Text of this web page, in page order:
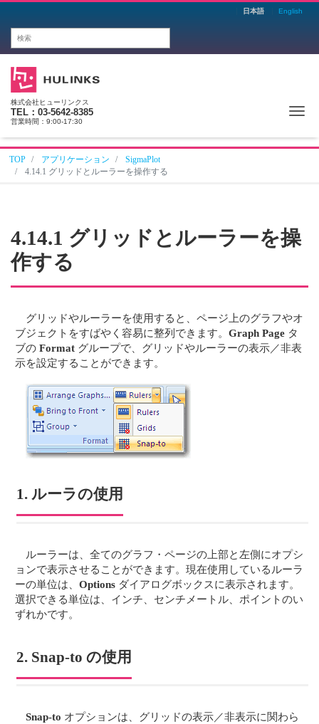
日本語 English
株式会社ヒューリンクス
TEL：03-5642-8385
営業時間：9:00-17:30
TOP アプリケーション
SigmaPlot
4.14.1 グリッドとルーラーを操作する
4.14.1 グリッドとルーラーを操
作する
グリッドやルーラーを使用すると、ページ上のグラフやオ
ブジェクトをすばやく容易に整列できます。Graph Page タ
ブのFormat グループで、グリッドやルーラーの表示／非表
示を設定することができます。
1. ルーラの使用
ルーラーは、全てのグラフ・ページの上部と左側にオプシ
ョンで表示させることができます。現在使用しているルーラ
ーの単位は、Options ダイアログボックスに表示されます。
選択できる単位は、インチ、センチメートル、ポイントのい
ずれかです。
2. Snap-to の使用
Snap-to オプションは、グリッドの表示／非表示に関わら